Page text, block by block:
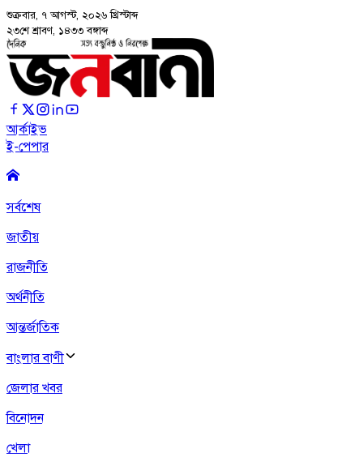
শুক্রবার, ৭ আগস্ট, ২০২৬ খ্রিস্টাব্দ
২৩শে শ্রাবণ, ১৪৩৩ বঙ্গাব্দ
আর্কাইভ
ই-পেপার
সর্বশেষ
জাতীয়
রাজনীতি
অর্থনীতি
আন্তর্জাতিক
বাংলার বাণী
জেলার খবর
বিনোদন
খেলা